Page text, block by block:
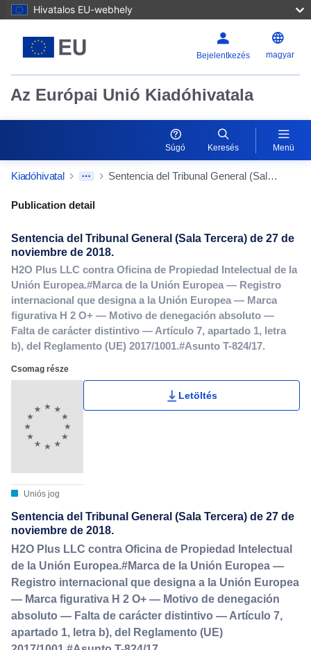
Hivatalos EU-webhely
Bejelentkezés magyar
Az Európai Unió Kiadóhivatala
Súgó Keresés Menü
Kiadóhivatal Sentencia del Tribunal General (Sala Tercera) de 27 de noviembre de 2018.
Publication Detail Actions Portlet
Publication detail
Sentencia del Tribunal General (Sala Tercera) de 27 de
noviembre de 2018.
H2O Plus LLC contra Oficina de Propiedad Intelectual de la
Unión Europea.#Marca de la Unión Europea — Registro
internacional que designa a la Unión Europea — Marca
figurativa H 2 O+ — Motivo de denegación absoluto —
Falta de carácter distintivo — Artículo 7, apartado 1, letra
b), del Reglamento (UE) 2017/1001.#Asunto T-824/17.
Csomag része
Uniós jog
Letöltés
Sentencia del Tribunal General (Sala Tercera) de 27 de
noviembre de 2018.
H2O Plus LLC contra Oficina de Propiedad Intelectual
de la Unión Europea.#Marca de la Unión Europea —
Registro internacional que designa a la Unión Europea
— Marca figurativa H 2 O+ — Motivo de denegación
absoluto — Falta de carácter distintivo — Artículo 7,
apartado 1, letra b), del Reglamento (UE)